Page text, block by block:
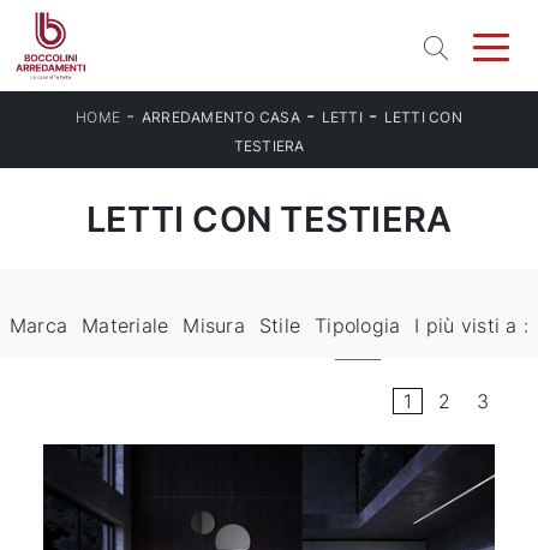
HOME - ARREDAMENTO CASA- LETTI - LETTI CON
TESTIERA
LETTI CON TESTIERA
Marca Materiale Misura Stile Tipologia I più visti a :
1 2 3